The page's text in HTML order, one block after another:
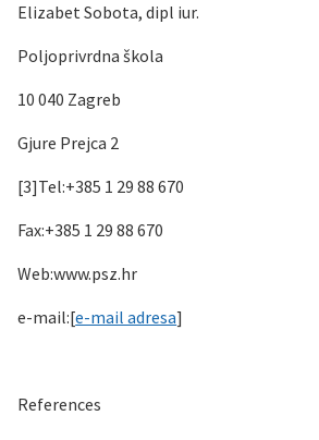
Elizabet Sobota, dipl iur.
Poljoprivrdna škola
10 040 Zagreb
Gjure Prejca 2
[3]Tel:+385 1 29 88 670
Fax:+385 1 29 88 670
Web:www.psz.hr
e-mail:[e-mail adresa]
References